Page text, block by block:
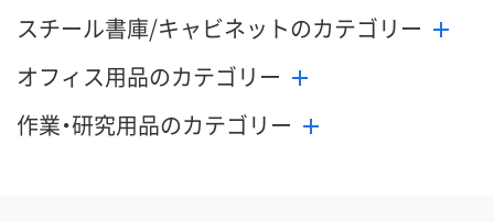
スチール書庫/キャビネットのカテゴリー
オフィス用品のカテゴリー
作業・研究用品のカテゴリー